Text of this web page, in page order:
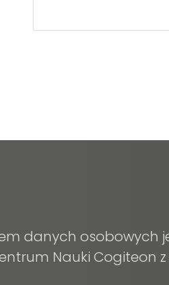
danych osobowych
Nauki Cogiteon